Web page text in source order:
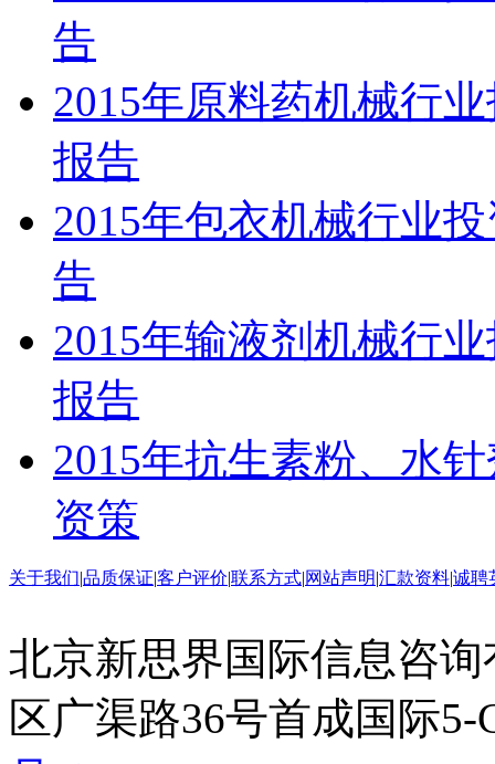
告
2015年原料药机械行
报告
2015年包衣机械行业
告
2015年输液剂机械行
报告
2015年抗生素粉、水
资策
关于我们|品质保证|客户评价|联系方式|网站声明|汇款资料|诚聘
北京新思界国际信息咨
区广渠路36号首成国际